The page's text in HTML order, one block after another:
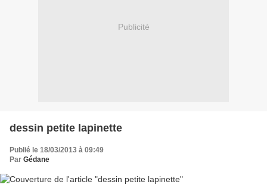
Publicité
dessin petite lapinette
Publié le 18/03/2013 à 09:49
Par Gédane